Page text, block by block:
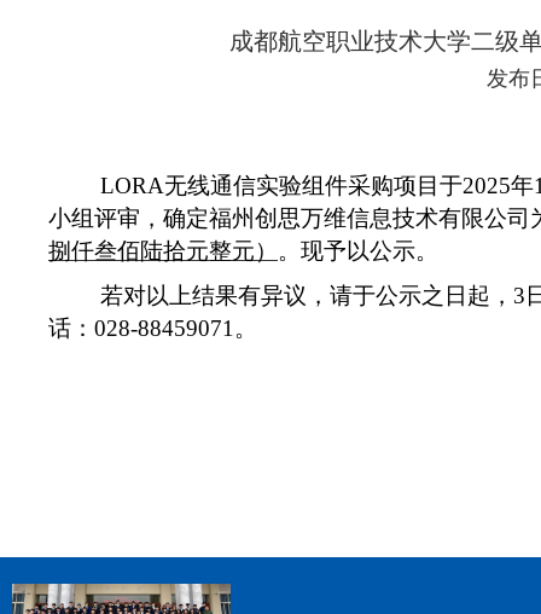
成都航空职业技术大学二级
发布
LORA无线通信实验组件采购项目于2025年
小组评审，确定福州创思万维信息技术有限公
捌仟叁佰陆拾元整元） 。现予以公示。
若对以上结果有异议，请于公示之日起， 3
话： 028-88459071 。